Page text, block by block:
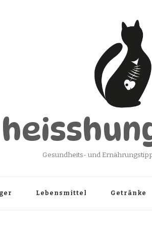
Gesundheits- und
Lebensmittel Getränke